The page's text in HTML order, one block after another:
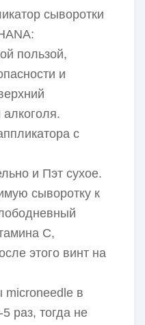
сыворотки
пользой,
и
с
и Пэт сухое.
сыворотку к
C,
этого винт на
microneedle в
раз, тогда не